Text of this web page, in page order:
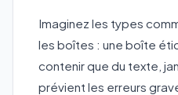
Imaginez les types
les boîtes : une boîte
contenir que du texte,
prévient les erreurs